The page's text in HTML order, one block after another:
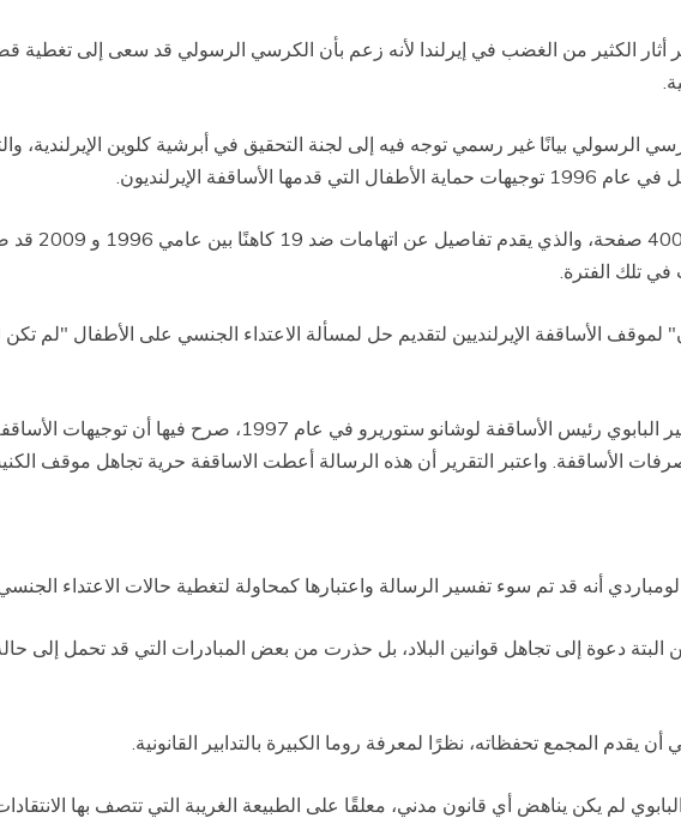
أثار الكثير من الغضب في إيرلندا لأنه زعم بأن الكرسي الرسولي قد سعى إلى تغطية
الرسولي بيانًا غير رسمي توجه فيه إلى لجنة التحقيق في أبرشية كلوين
هذا وإن
في تلك الفترة.
لموقف الأساقفة الإيرلنديين لتقديم حل لمسألة الاعتداء الجنسي على الأطفال "لم تكن
واستشهد التقرير برسالة وجهها السفير البابوي رئيس الأساقفة
الأساقفة. واعتبر التقرير أن هذه الرسالة أعطت الاساقفة حرية تجاهل موقف
أنه قد تم سوء تفسير الرسالة واعتبارها كمحاولة لتغطية حالات الاعتداء
دعوة إلى تجاهل قوانين البلاد، بل حذرت من بعض المبادرات التي قد تحمل إلى
يقدم المجمع تحفظاته، نظرًا لمعرفة روما الكبيرة بالتدابير القانونية.
لم يكن يناهض أي قانون مدني، معلقًا على الطبيعة الغريبة التي تتصف بها